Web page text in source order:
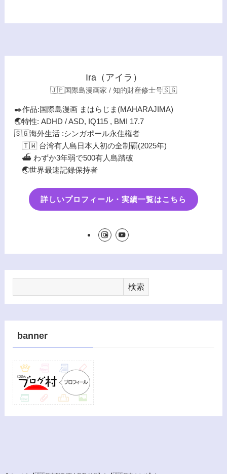
Ira（アイラ）
🇯🇵国際島漫画家 / 知的財産修士号🇸🇬
✒️作品:国際島漫画 まはらじま(MAHARAJIMA)
🌏特性: ADHD / ASD, IQ115 , BMI 17.7
🇸🇬海外生活 :シンガポール永住権者
🇹🇼 台湾有人島日本人初の全制覇(2025年)
⛴️ わずか3年弱で500有人島踏破
🌏世界最速記録保持者
詳しいプロフィール・実績一覧はこちら
検索
banner